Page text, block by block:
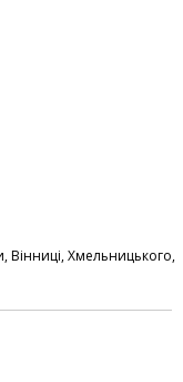
Вінниці, Хмельницького,